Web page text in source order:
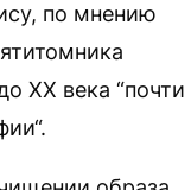
по мнению
XX века “почти